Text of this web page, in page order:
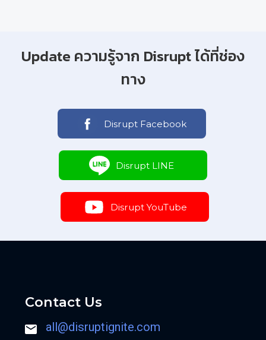
Update ความรู้จาก Disrupt ได้ที่ช่อง
ทาง
Disrupt Facebook
Disrupt LINE
Disrupt YouTube
Contact Us
all@disruptignite.com